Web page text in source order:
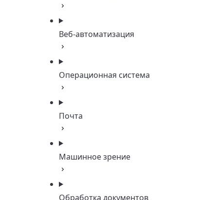
Веб-автоматизация
Операционная система
Почта
Машинное зрение
Обработка документов